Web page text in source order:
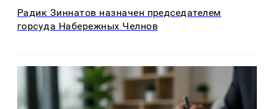
Радик Зиннатов назначен председателем
горсуда Набережных Челнов